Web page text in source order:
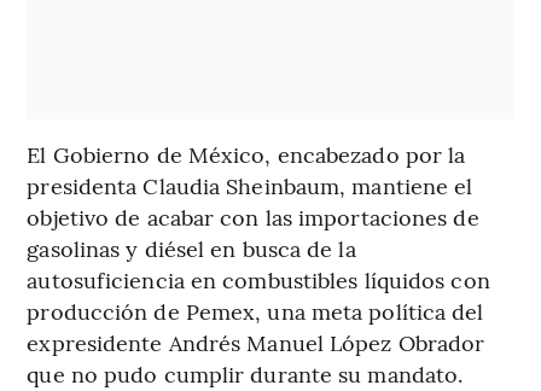
El Gobierno de México, encabezado por la
presidenta Claudia Sheinbaum, mantiene el
objetivo de acabar con las importaciones de
gasolinas y diésel en busca de la
autosuficiencia en combustibles líquidos con
producción de Pemex, una meta política del
expresidente Andrés Manuel López Obrador
que no pudo cumplir durante su mandato.